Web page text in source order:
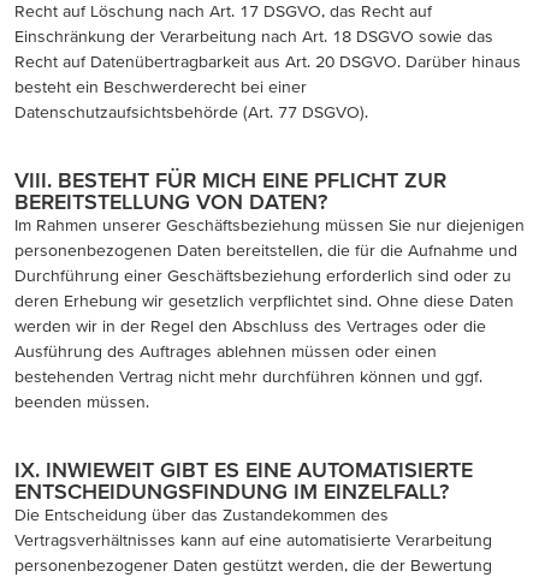
Recht auf Löschung nach Art. 17 DSGVO, das Recht auf
Einschränkung der Verarbeitung nach Art. 18 DSGVO sowie das
Recht auf Datenübertragbarkeit aus Art. 20 DSGVO. Darüber hinaus
besteht ein Beschwerderecht bei einer
Datenschutzaufsichtsbehörde (Art. 77 DSGVO).
VIII. BESTEHT FÜR MICH EINE PFLICHT ZUR
BEREITSTELLUNG VON DATEN?
Im Rahmen unserer Geschäftsbeziehung müssen Sie nur diejenigen
personenbezogenen Daten bereitstellen, die für die Aufnahme und
Durchführung einer Geschäftsbeziehung erforderlich sind oder zu
deren Erhebung wir gesetzlich verpflichtet sind. Ohne diese Daten
werden wir in der Regel den Abschluss des Vertrages oder die
Ausführung des Auftrages ablehnen müssen oder einen
bestehenden Vertrag nicht mehr durchführen können und ggf.
beenden müssen.
IX. INWIEWEIT GIBT ES EINE AUTOMATISIERTE
ENTSCHEIDUNGSFINDUNG IM EINZELFALL?
Die Entscheidung über das Zustandekommen des
Vertragsverhältnisses kann auf eine automatisierte Verarbeitung
personenbezogener Daten gestützt werden, die der Bewertung